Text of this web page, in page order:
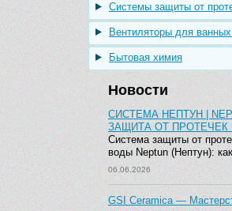
Системы защиты от
Вентиляторы для
Бытовая химия
Новости
СИСТЕМА НЕПТУН |
ЗАЩИТА ОТ ПРОТЕЧЕК
Система защиты от
воды Neptun (Нептун):
06.06.2026
GSI Ceramica —